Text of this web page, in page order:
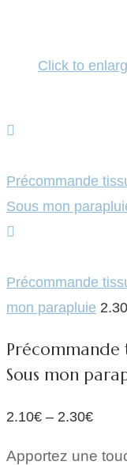
Click to
Précommande
Sous mon
Précommande
mon parapluie 2.30
Précommande
Sous mon
2.10€ – 2.30€
Apportez une